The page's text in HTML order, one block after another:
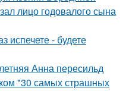
лицо годовалого сына
испечете - будете
Анна пересильд
"30 самых страшных